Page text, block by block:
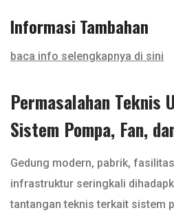
Informasi Tambahan
baca info selengkapnya di sini
Permasalahan Teknis
Sistem Pompa, Fan,
Gedung modern, pabrik,
infrastruktur seringkali
tantangan teknis terkait sistem